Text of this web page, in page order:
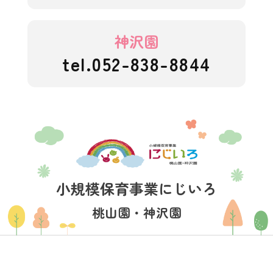
神沢園
tel.052-838-8844
にじいろこども園
小規模保育事業にじいろ
桃山園・神沢園